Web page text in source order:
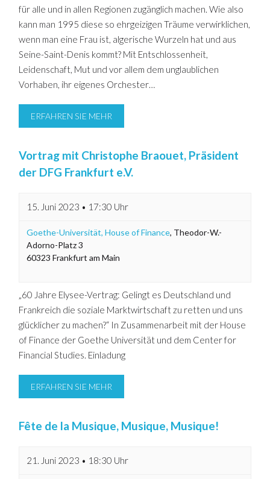
für alle und in allen Regionen zugänglich machen. Wie also
kann man 1995 diese so ehrgeizigen Träume verwirklichen,
wenn man eine Frau ist, algerische Wurzeln hat und aus
Seine-Saint-Denis kommt? Mit Entschlossenheit,
Leidenschaft, Mut und vor allem dem unglaublichen
Vorhaben, ihr eigenes Orchester…
ERFAHREN SIE MEHR
Vortrag mit Christophe Braouet, Präsident
der DFG Frankfurt e.V.
15. Juni 2023 • 17:30 Uhr
Goethe-Universität, House of Finance, Theodor-W.-
Adorno-Platz 3
60323 Frankfurt am Main
„60 Jahre Elysee-Vertrag: Gelingt es Deutschland und
Frankreich die soziale Marktwirtschaft zu retten und uns
glücklicher zu machen?“ In Zusammenarbeit mit der House
of Finance der Goethe Universität und dem Center for
Financial Studies. Einladung
ERFAHREN SIE MEHR
Fête de la Musique, Musique, Musique!
21. Juni 2023 • 18:30 Uhr